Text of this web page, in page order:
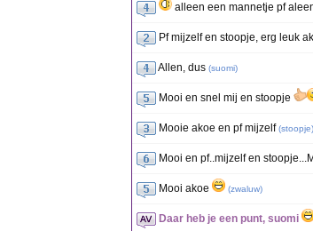
alleen een mannetje pf
Pf mijzelf en stoopje, erg leuk
Allen, dus (suomi)
Mooi en snel mij en stoopje
Mooie akoe en pf mijzelf (stoopje)
Mooi en pf..mijzelf en
Mooi akoe (zwaluw)
Daar heb je een punt, suomi